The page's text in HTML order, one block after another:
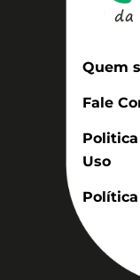
Quem
Fale
Uso
Política